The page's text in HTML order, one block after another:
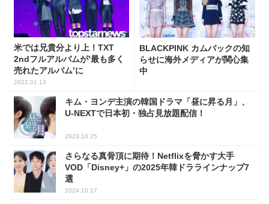
米では兄貴分より上！TXT
2ndフルアルバムが’最も多く
売れたアルバム’に
2022.01.13
BLACKPINK カムバックの知
らせに海外メディアが関心集
中
キム・ヨンデ主演の韓国ドラマ「昼に昇る月」、
U-NEXTで日本初・独占見放題配信！
2023.10.25
さらなる真骨頂に期待！Netflixを脅かす大手
VOD「Disney+」の2025年韓ドララインナップ7
選
2024.10.17